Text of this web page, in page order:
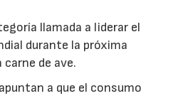
llamada a liderar el
durante la próxima
carne de ave.
a que el consumo